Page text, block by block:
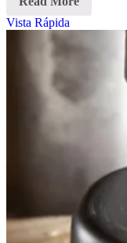
Vista Rápida